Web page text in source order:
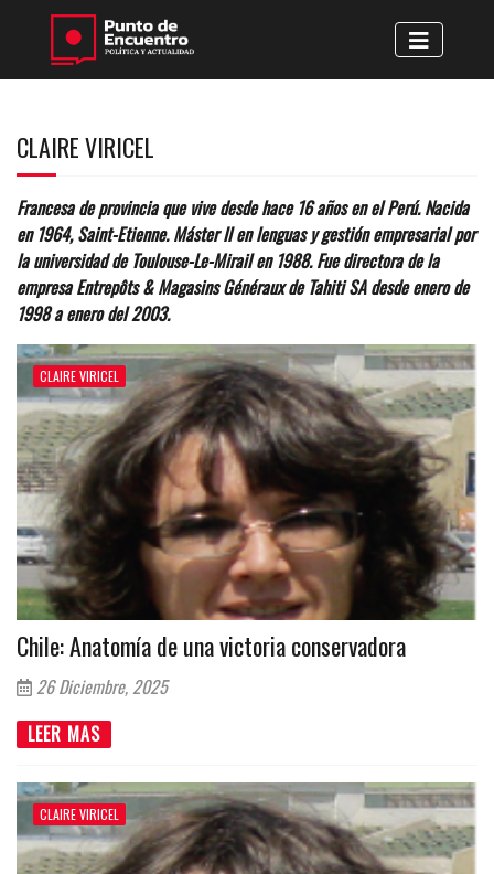
CLAIRE VIRICEL
Francesa de provincia que vive desde hace 16 años en el Perú. Nacida
en 1964, Saint-Etienne. Máster II en lenguas y gestión empresarial por
la universidad de Toulouse-Le-Mirail en 1988. Fue directora de la
empresa Entrepôts & Magasins Généraux de Tahiti SA desde enero de
1998 a enero del 2003.
CLAIRE VIRICEL
Chile: Anatomía de una victoria conservadora
26 Diciembre, 2025
LEER MAS
CLAIRE VIRICEL